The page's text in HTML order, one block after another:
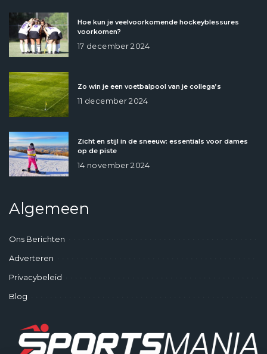
Hoe kun je veelvoorkomende hockeyblessures
voorkomen?
17 december 2024
Zo win je een voetbalpool van je collega’s
11 december 2024
Zicht en stijl in de sneeuw: essentials voor dames
op de piste
14 november 2024
Algemeen
Ons Berichten
Adverteren
Privacybeleid
Blog